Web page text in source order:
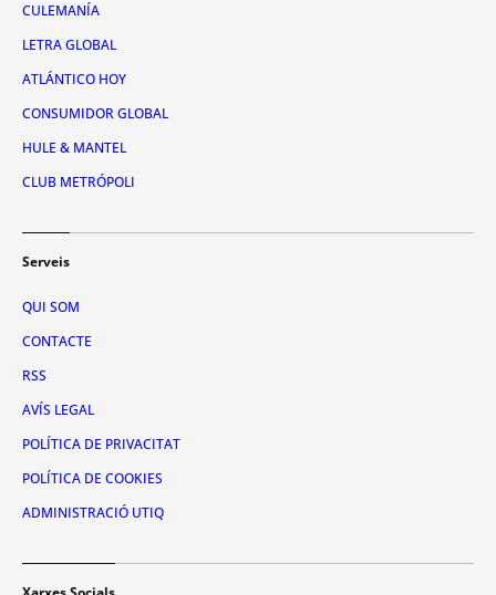
CULEMANÍA
LETRA GLOBAL
ATLÁNTICO HOY
CONSUMIDOR GLOBAL
HULE & MANTEL
CLUB METRÓPOLI
Serveis
QUI SOM
CONTACTE
RSS
AVÍS LEGAL
POLÍTICA DE PRIVACITAT
POLÍTICA DE COOKIES
ADMINISTRACIÓ UTIQ